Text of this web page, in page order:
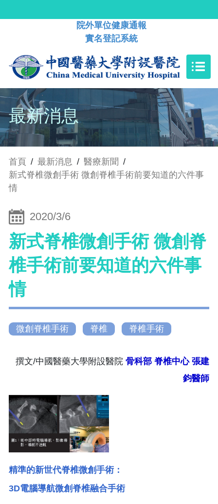
院外單位健康通報
實名登記系統
最新消息
首頁 / 最新消息 / 醫療新聞 /
新式脊椎微創手術 微創脊椎手術前要知道的六件事
情
2020/3/6
新式脊椎微創手術 微創脊
椎手術前要知道的六件事
情
微創脊椎手術 脊椎 脊椎手術
撰文/中國醫藥大學附設醫院 骨科部 脊椎中心 張建
鈞醫師
精準的新世代脊椎微創手術：
3D電腦導航微創脊椎融合手術